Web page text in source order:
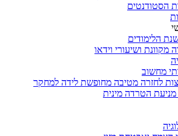
הסטודנטים
הלימודים
מקוונת ושיעורי וידאו
מחשוב
לחזרה מטיבה מחופשת לידה למחקר
מניעת הטרדה מינית